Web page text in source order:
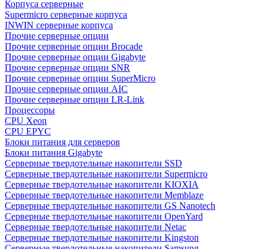
Корпуса серверные
Supermicro серверные корпуса
INWIN серверные корпуса
Прочие серверные опции
Прочие серверные опции Brocade
Прочие серверные опции Gigabyte
Прочие серверные опции SNR
Прочие серверные опции SuperMicro
Прочие серверные опции AIC
Прочие серверные опции LR-Link
Процессоры
CPU Xeon
CPU EPYC
Блоки питания для серверов
Блоки питания Gigabyte
Серверные твердотельные накопители SSD
Cерверные твердотельные накопители Supermicro
Cерверные твердотельные накопители KIOXIA
Cерверные твердотельные накопители Memblaze
Cерверные твердотельные накопители GS Nanotech
Серверные твердотельные накопители OpenYard
Серверные твердотельные накопители Netac
Cерверные твердотельные накопители Kingston